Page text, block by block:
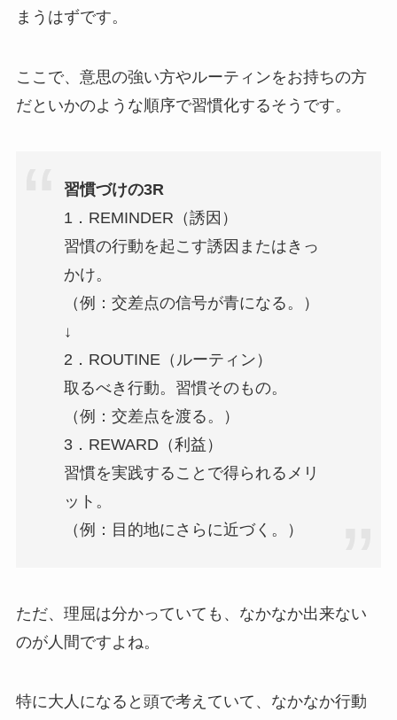
まうはずです。
ここで、意思の強い方やルーティンをお持ちの方
だといかのような順序で習慣化するそうです。
習慣づけの3R
1．REMINDER（誘因）
習慣の行動を起こす誘因またはきっ
かけ。
（例：交差点の信号が青になる。）
↓
2．ROUTINE（ルーティン）
取るべき行動。習慣そのもの。
（例：交差点を渡る。）
3．REWARD（利益）
習慣を実践することで得られるメリ
ット。
（例：目的地にさらに近づく。）
ただ、理屈は分かっていても、なかなか出来ない
のが人間ですよね。
特に大人になると頭で考えていて、なかなか行動